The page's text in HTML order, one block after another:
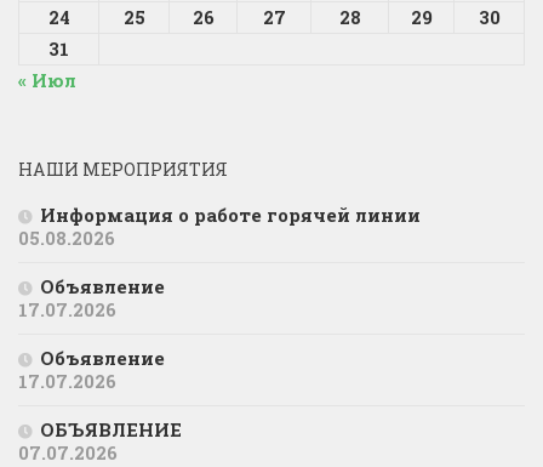
24
25 26 27 28 29
30
31
« Июл
НАШИ МЕРОПРИЯТИЯ
Информация о работе горячей линии
05.08.2026
Объявление
17.07.2026
Объявление
17.07.2026
ОБЪЯВЛЕНИЕ
07.07.2026